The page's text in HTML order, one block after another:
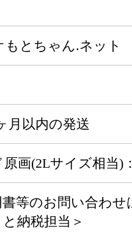
もとちゃん.ネット
月以内の発送
画(2Lサイズ相当)
等のお問い合わせ
納税担当＞